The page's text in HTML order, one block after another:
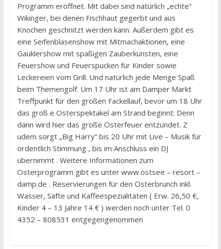
Programm eröffnet. Mit dabei sind natürlich „echte“
Wikinger, bei denen Fischhaut gegerbt und aus
Knochen geschnitzt werden kann. Außerdem gibt es
eine Seifenblasenshow mit Mitmachaktionen, eine
Gauklershow mit spaßigen Zauberkünsten, eine
Feuershow und Feuerspucken für Kinder sowie
Leckereien vom Grill. Und natürlich jede Menge Spaß
beim Themengolf. Um 17 Uhr ist am Damper Markt
Treffpunkt für den großen Fackellauf, bevor um 18 Uhr
das groß e Osterspektakel am Strand beginnt: Denn
dann wird hier das große Osterfeuer entzündet. Z
udem sorgt „Big Harry“ bis 20 Uhr mit Live – Musik für
ordentlich Stimmung , bis im Anschluss ein DJ
übernimmt . Weitere Informationen zum
Osterprogramm gibt es unter www.ostsee – resort –
damp.de . Reservierungen für den Osterbrunch inkl.
Wasser, Säfte und Kaffeespezialitäten ( Erw. 26,50 €,
Kinder 4 – 13 Jahre 14 € ) werden noch unter Tel. 0
4352 – 808531 entgegengenommen